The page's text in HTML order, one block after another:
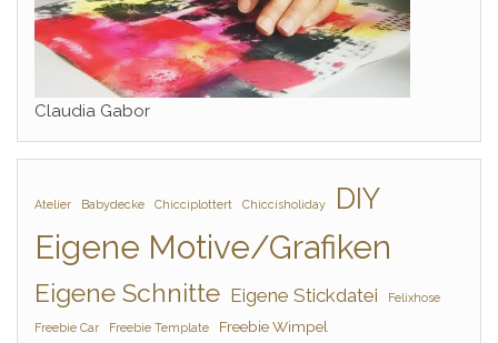
Claudia Gabor
Atelier Babydecke Chicciplottert Chiccisholiday DIY
Eigene Motive/Grafiken
Eigene Schnitte Eigene Stickdatei Felixhose
Freebie Car Freebie Template Freebie Wimpel